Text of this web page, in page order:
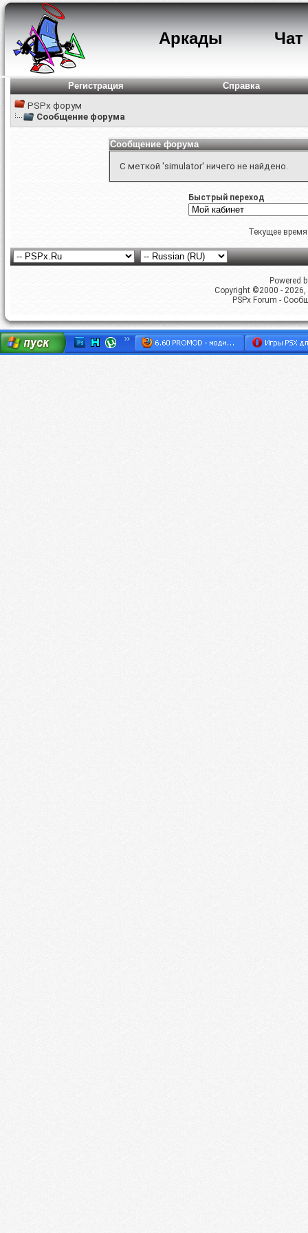
Аркады Чат
Регистрация
Справка
PSPx форум
Сообщение форума
Сообщение форума
С меткой 'simulator' ничего не найдено.
Быстрый переход
Текущее
Powered
Copyright ©2000 -
PSPx Forum -